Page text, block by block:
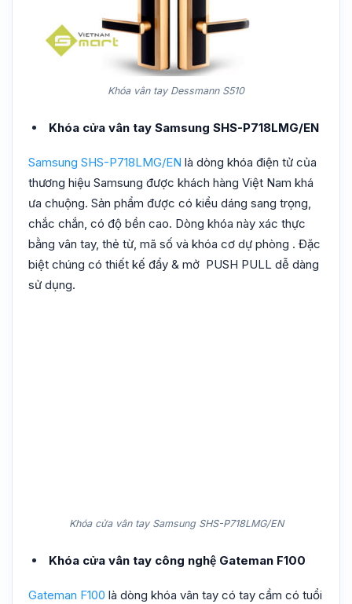
Khóa vân tay Dessmann S510
Khóa cửa vân tay Samsung SHS-P718LMG/EN
Samsung SHS-P718LMG/EN là dòng khóa điện tử của
thương hiệu Samsung được khách hàng Việt Nam khá
ưa chuộng. Sản phẩm được có kiểu dáng sang trọng,
chắc chắn, có độ bền cao. Dòng khóa này xác thực
bằng vân tay, thẻ từ, mã số và khóa cơ dự phòng . Đặc
biệt chúng có thiết kế đẩy & mở PUSH PULL dễ dàng
sử dụng.
Khóa cửa vân tay Samsung SHS-P718LMG/EN
Khóa cửa vân tay công nghệ Gateman F100
Gateman F100 là dòng khóa vân tay có tay cầm có tuổi